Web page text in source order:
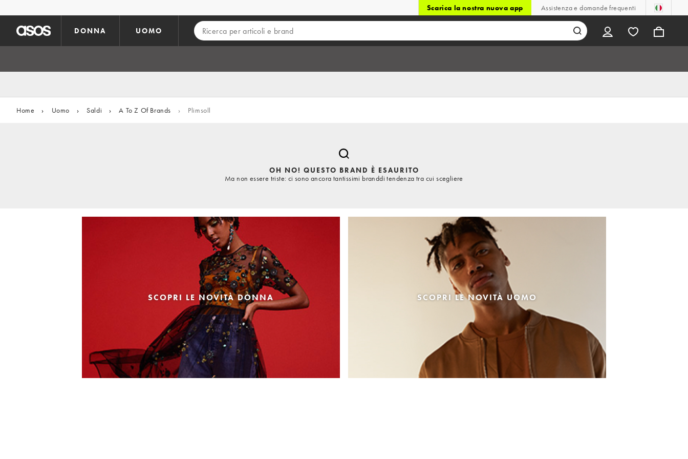
Scarica la nostra nuova app Assistenza e domande frequenti
DONNA UOMO
Home › Uomo › Saldi › A To Z Of Brands › Plimsoll
OH NO! QUESTO BRAND È ESAURITO
Ma non essere triste: ci sono ancora tantissimi branddi tendenza tra cui scegliere
SCOPRI LE NOVITÀ DONNA SCOPRI LE NOVITÀ UOMO